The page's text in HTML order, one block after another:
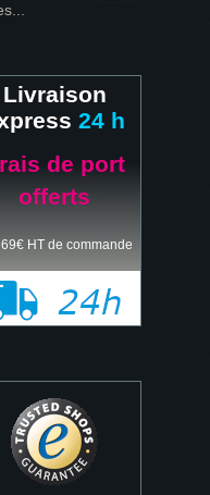
Livraison
24 h
de port
offerts
HT de commande